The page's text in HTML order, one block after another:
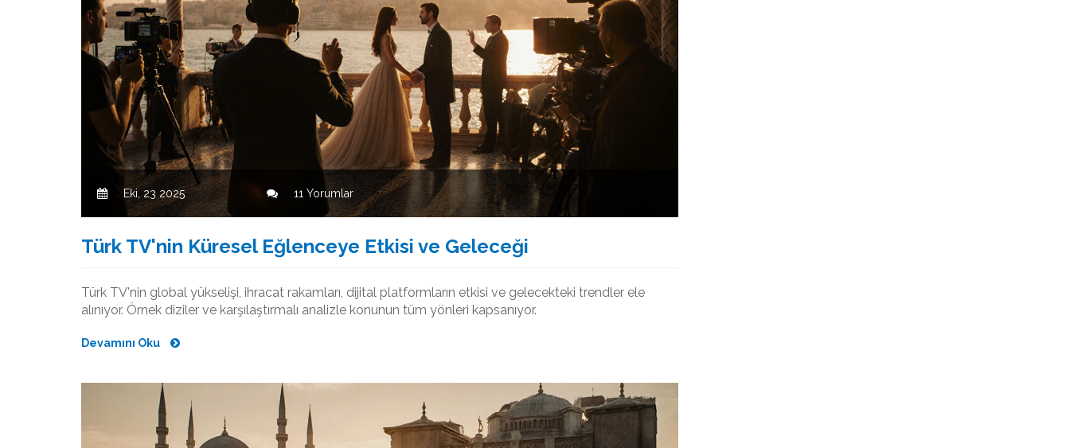
Eki, 23 2025 11 Yorumlar
Türk TV'nin Küresel Eğlenceye Etkisi ve Geleceği
Türk TV'nin global yükselişi, ihracat rakamları, dijital platformların etkisi ve gelecekteki trendler ele
alınıyor. Örnek diziler ve karşılaştırmalı analizle konunun tüm yönleri kapsanıyor.
Devamını Oku